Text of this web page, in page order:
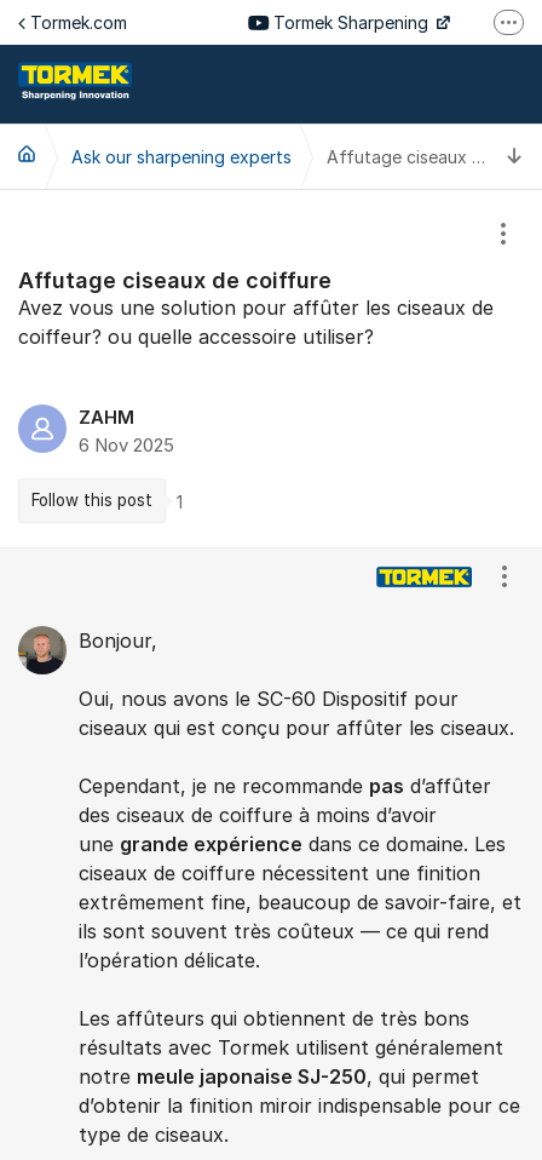
Jump to content
Tormek.com Tormek Sharpening
Tormek DE
Ask our sharpening experts Affutage ciseaux de coiffure
Affutage ciseaux de coiffure
Avez vous une solution pour affûter les ciseaux de
coiffeur? ou quelle accessoire utiliser?
ZAHM
6 Nov 2025
Follow this post 1
Bonjour,
Oui, nous avons le SC-60 Dispositif pour
ciseaux qui est conçu pour affûter les ciseaux.
Cependant, je ne recommande pas d’affûter
des ciseaux de coiffure à moins d’avoir
une grande expérience dans ce domaine. Les
ciseaux de coiffure nécessitent une finition
extrêmement fine, beaucoup de savoir-faire, et
ils sont souvent très coûteux — ce qui rend
l’opération délicate.
Les affûteurs qui obtiennent de très bons
résultats avec Tormek utilisent généralement
notre meule japonaise SJ-250, qui permet
d’obtenir la finition miroir indispensable pour ce
type de ciseaux.